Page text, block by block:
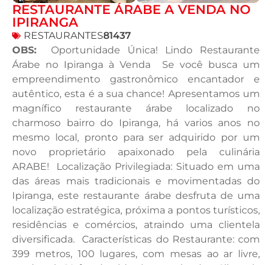
RESTAURANTE ÁRABE A VENDA NO
IPIRANGA
RESTAURANTES81437
OBS: Oportunidade Única! Lindo Restaurante
Árabe no Ipiranga à Venda Se você busca um
empreendimento gastronômico encantador e
autêntico, esta é a sua chance! Apresentamos um
magnífico restaurante árabe localizado no
charmoso bairro do Ipiranga, há varios anos no
mesmo local, pronto para ser adquirido por um
novo proprietário apaixonado pela culinária
ARABE! Localização Privilegiada: Situado em uma
das áreas mais tradicionais e movimentadas do
Ipiranga, este restaurante árabe desfruta de uma
localização estratégica, próxima a pontos turísticos,
residências e comércios, atraindo uma clientela
diversificada. Características do Restaurante: com
399 metros, 100 lugares, com mesas ao ar livre,